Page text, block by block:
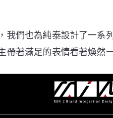
我們也為純泰設計了一系
帶著滿足的表情看著煥然